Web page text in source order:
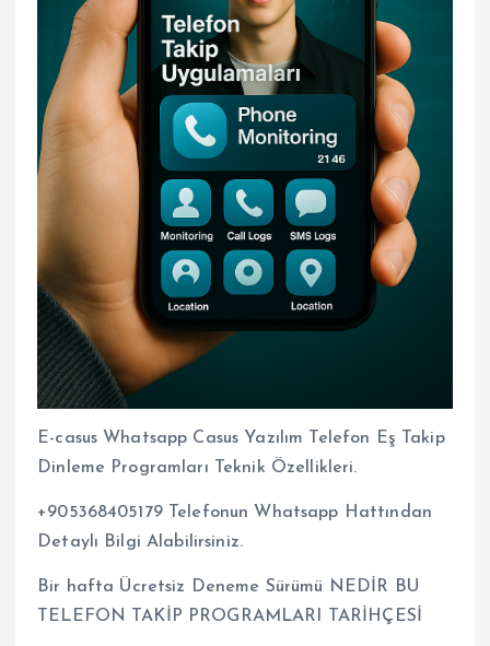
E-casus Whatsapp Casus Yazılım Telefon Eş Takip
Dinleme Programları Teknik Özellikleri.
+905368405179 Telefonun Whatsapp Hattından
Detaylı Bilgi Alabilirsiniz.
Bir hafta Ücretsiz Deneme Sürümü NEDİR BU
TELEFON TAKİP PROGRAMLARI TARİHÇESİ